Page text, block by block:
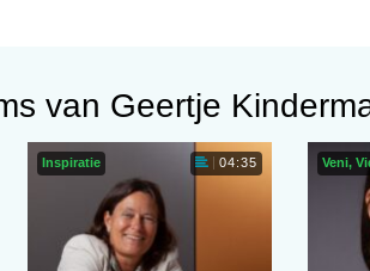
van Geertje
Inspiratie 04:35 Veni,